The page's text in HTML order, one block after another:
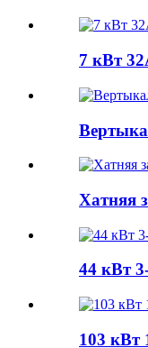
7 кВт
Хатняя
44 кВт
103 кВт